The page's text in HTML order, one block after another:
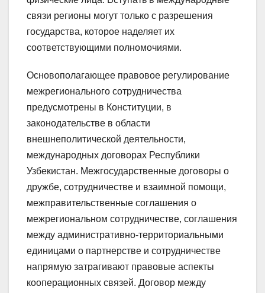
связи регионы могут только с разрешения
государства, которое наделяет их
соответствующими полномочиями.
Основополагающее правовое регулирование
межрегионального сотрудничества
предусмотрены в Конституции, в
законодательстве в области
внешнеполитической деятельности,
международных договорах Республики
Узбекистан. Межгосударственные договоры о
дружбе, сотрудничестве и взаимной помощи,
межправительственные соглашения о
межрегиональном сотрудничестве, соглашения
между административно-территориальными
единицами о партнерстве и сотрудничестве
напрямую затрагивают правовые аспекты
кооперационных связей. Договор между